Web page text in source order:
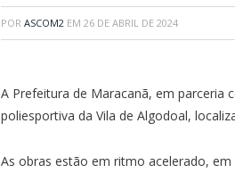
POR ASCOM2 EM 26 DE ABRIL DE 2024
A Prefeitura de Maracanã, em parceria
poliesportiva da Vila de Algodoal,
As obras estão em ritmo acelerado,